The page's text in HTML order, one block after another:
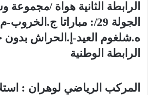
الرابطة الثانية هواة /
الجولة 29/: مباراتا
ه.شلغوم العيد-إ.الحراش
الرابطة الوطنية
المركب الرياضي لوهران :